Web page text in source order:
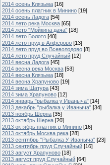
2014 осень Клязьма [16]
2014 осень платник в Минино [19]
2014 осень Ладога [54]
2014 лето река Москва [65]
2014 лето "Мойкина дача" [18]
2014 лето Болото [40]
2014 лето пруд в Алферово [13]
2014 лето пруд во Всеволодово [8]
2014 лето пруд Случайный [12]
2014 весна Ладога [45]
2014 весна река Москва [53]
2014 весна Клязьма [18]
2014 весна Храпуново [19]
2014 зима Шатура [43]
2014 зима Храпуново [12]
2014 январь "рыбалка у Иваныча" [14]
2013 декабрь "рыбалка у Иваныча" [34]
2013 ноябрь Шерна [35]
2013 октябрь Шерна [20]
2013 октябрь платник в Минино [16]
2013 октябрь Москва река [28]
2013 сентябрь "Рыбалка У Иваныча" [23]
2013 сентябрь пруд Случайный [16]
2013 август Храпуново [18]
2013 август пруд Случайный [64]